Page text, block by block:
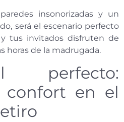
insonorizadas y un
será el escenario perfecto
tus invitados disfruten de
horas de la madrugada.
perfecto:
confort en el